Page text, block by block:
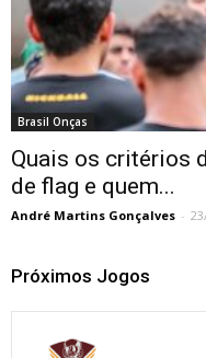
Brasil Onças
Quais os critérios
de flag e quem...
André Martins Gonçalves -
Próximos Jogos